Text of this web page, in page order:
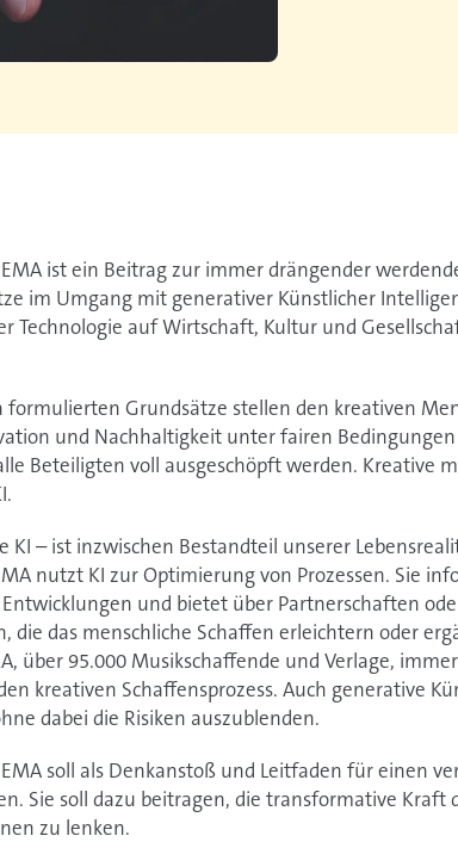
ist ein Beitrag zur immer drängender
im Umgang mit generativer Künstlicher
Technologie auf Wirtschaft, Kultur und
formulierten Grundsätze stellen den kreativen
und Nachhaltigkeit unter fairen
Beteiligten voll ausgeschöpft werden. Kreative
KI – ist inzwischen Bestandteil unserer
nutzt KI zur Optimierung von Prozessen. Sie
und bietet über Partnerschaften
die das menschliche Schaffen erleichtern oder
über 95.000 Musikschaffende und Verlage,
kreativen Schaffensprozess. Auch generative
dabei die Risiken auszublenden.
soll als Denkanstoß und Leitfaden für einen
Sie soll dazu beitragen, die transformative Kraft
zu lenken.